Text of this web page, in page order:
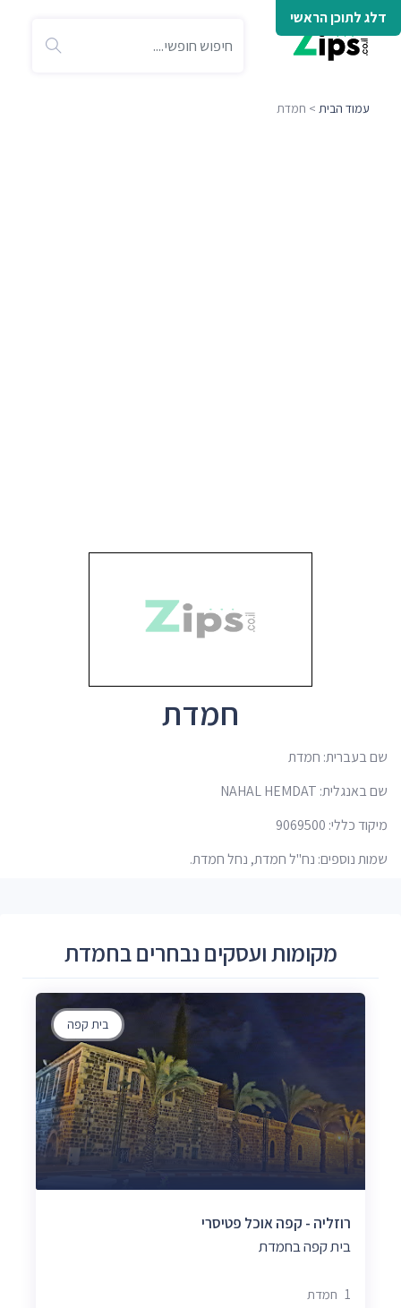
דלג לתוכן הראשי
עמוד הבית > חמדת
חמדת
שם בעברית: חמדת
שם באנגלית: NAHAL HEMDAT
מיקוד כללי: 9069500
שמות נוספים: נח"ל חמדת, נחל חמדת.
מקומות ועסקים נבחרים בחמדת
בית קפה
רוזליה - קפה אוכל פטיסרי
בית קפה בחמדת
1 חמדת